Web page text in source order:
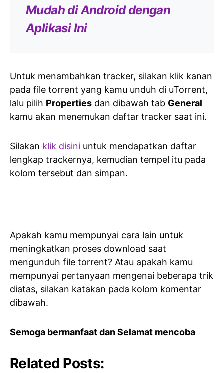
Mudah di Android dengan
Aplikasi Ini
Untuk menambahkan tracker, silakan klik kanan
pada file torrent yang kamu unduh di uTorrent,
lalu pilih Properties dan dibawah tab General
kamu akan menemukan daftar tracker saat ini.
Silakan klik disini untuk mendapatkan daftar
lengkap trackernya, kemudian tempel itu pada
kolom tersebut dan simpan.
Apakah kamu mempunyai cara lain untuk
meningkatkan proses download saat
mengunduh file torrent? Atau apakah kamu
mempunyai pertanyaan mengenai beberapa trik
diatas, silakan katakan pada kolom komentar
dibawah.
Semoga bermanfaat dan Selamat mencoba
Related Posts: